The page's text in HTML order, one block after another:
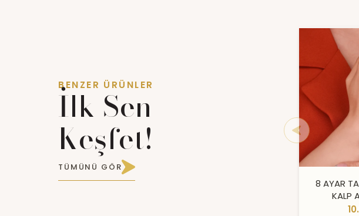
BENZER ÜRÜNLER
İlk Sen
Keşfet!
TÜMÜNÜ GÖR
8 AYAR
KALP